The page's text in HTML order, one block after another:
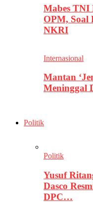
Mabes TNI
OPM,
NKRI
Internasional
Mantan
Meninggal
Politik
Politik
Yusuf
Dasco
DPC…